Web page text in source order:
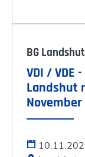
BG Landshut
VDI / VDE
Landshut